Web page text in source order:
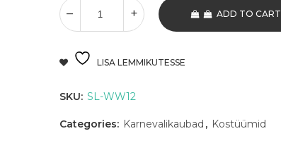
ADD TO CART
LISA LEMMIKUTESSE
SKU: SL-WW12
Categories: Karnevalikaubad , Kostüümid